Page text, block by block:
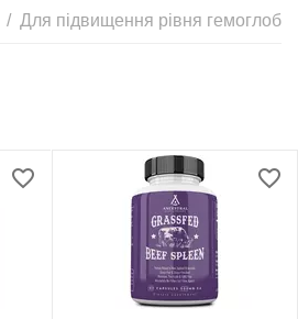
/ Для підвищення рівня